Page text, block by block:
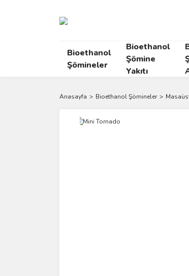
Bioethanol
Şömineler
Bioethanol
Şömine
Yakıtı
Anasayfa Bioethanol Şömineler